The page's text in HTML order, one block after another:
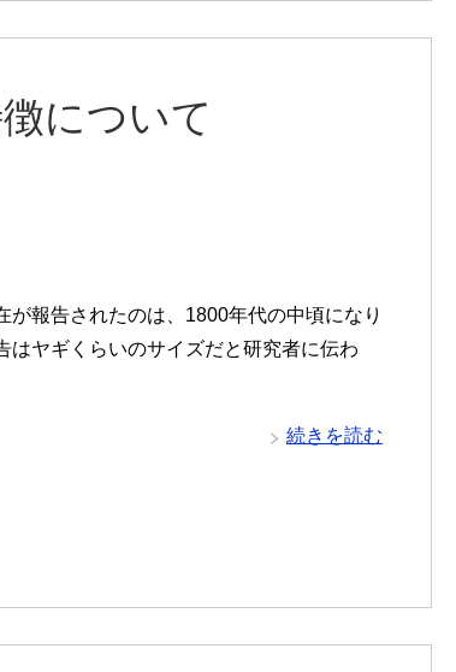
について
が報告されたのは、1800年代の中頃になり
はヤギくらいのサイズだと研究者に伝わ
続きを読む